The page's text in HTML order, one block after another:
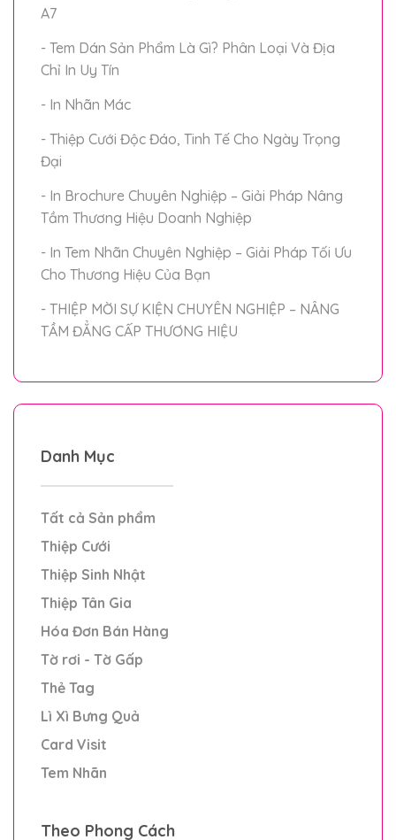
A7
- Tem Dán Sản Phẩm Là Gì? Phân Loại Và Địa
Chỉ In Uy Tín
- In Nhãn Mác
- Thiệp Cưới Độc Đáo, Tinh Tế Cho Ngày Trọng
Đại
- In Brochure Chuyên Nghiệp – Giải Pháp Nâng
Tầm Thương Hiệu Doanh Nghiệp
- In Tem Nhãn Chuyên Nghiệp – Giải Pháp Tối Ưu
Cho Thương Hiệu Của Bạn
- THIỆP MỜI SỰ KIỆN CHUYÊN NGHIỆP – NÂNG
TẦM ĐẲNG CẤP THƯƠNG HIỆU
Danh Mục
Tất cả Sản phẩm
Thiệp Cưới
Thiệp Sinh Nhật
Thiệp Tân Gia
Hóa Đơn Bán Hàng
Tờ rơi - Tờ Gấp
Thẻ Tag
Lì Xì Bưng Quả
Card Visit
Tem Nhãn
Theo Phong Cách